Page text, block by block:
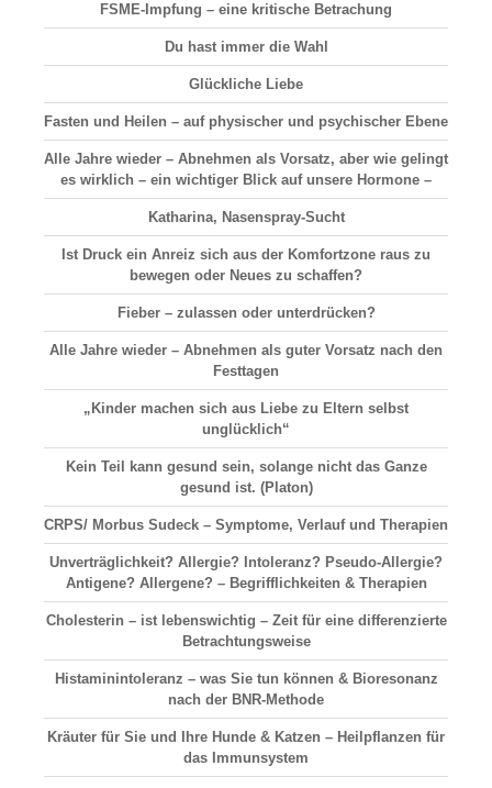
FSME-Impfung – eine kritische Betrachung
Du hast immer die Wahl
Glückliche Liebe
Fasten und Heilen – auf physischer und psychischer Ebene
Alle Jahre wieder – Abnehmen als Vorsatz, aber wie gelingt
es wirklich – ein wichtiger Blick auf unsere Hormone –
Katharina, Nasenspray-Sucht
Ist Druck ein Anreiz sich aus der Komfortzone raus zu
bewegen oder Neues zu schaffen?
Fieber – zulassen oder unterdrücken?
Alle Jahre wieder – Abnehmen als guter Vorsatz nach den
Festtagen
„Kinder machen sich aus Liebe zu Eltern selbst
unglücklich“
Kein Teil kann gesund sein, solange nicht das Ganze
gesund ist. (Platon)
CRPS/ Morbus Sudeck – Symptome, Verlauf und Therapien
Unverträglichkeit? Allergie? Intoleranz? Pseudo-Allergie?
Antigene? Allergene? – Begrifflichkeiten & Therapien
Cholesterin – ist lebenswichtig – Zeit für eine differenzierte
Betrachtungsweise
Histaminintoleranz – was Sie tun können & Bioresonanz
nach der BNR-Methode
Kräuter für Sie und Ihre Hunde & Katzen – Heilpflanzen für
das Immunsystem